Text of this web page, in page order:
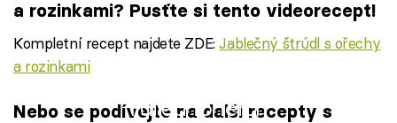
a rozinkami? Pusťte si tento videorecept!
Kompletní recept najdete ZDE:Jablečný štrúdl s ořechy
a rozinkami
Failed to fetch
Nebo se podívejte na další recepty s